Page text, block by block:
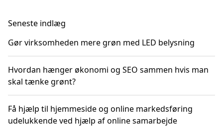
Seneste indlæg
Gør virksomheden mere grøn med LED belysning
Hvordan hænger økonomi og SEO sammen hvis man
skal tænke grønt?
Få hjælp til hjemmeside og online markedsføring
udelukkende ved hjælp af online samarbejde